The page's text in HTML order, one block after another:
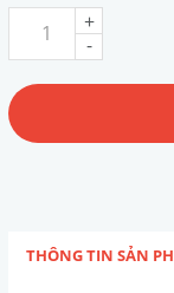
-
+
THÔNG TIN SẢN